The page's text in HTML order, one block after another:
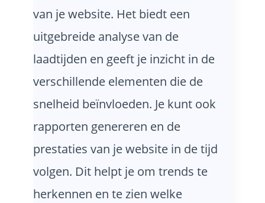
van je website. Het biedt een
uitgebreide analyse van de
laadtijden en geeft je inzicht in de
verschillende elementen die de
snelheid beïnvloeden. Je kunt ook
rapporten genereren en de
prestaties van je website in de tijd
volgen. Dit helpt je om trends te
herkennen en te zien welke